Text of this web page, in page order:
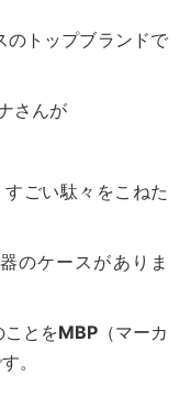
のトップブランドで
さんが
ごい駄々をこねた
のケースがありま
とをMBP （マーカ
。